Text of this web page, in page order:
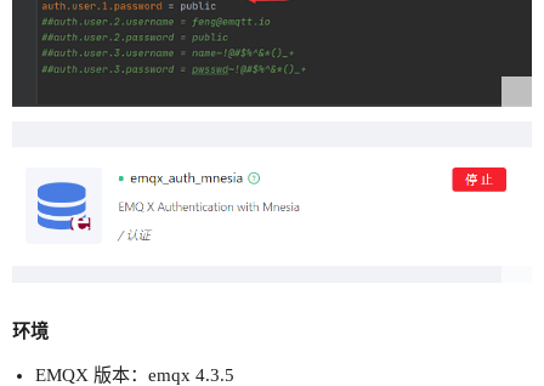
环境
EMQX 版本：emqx 4.3.5